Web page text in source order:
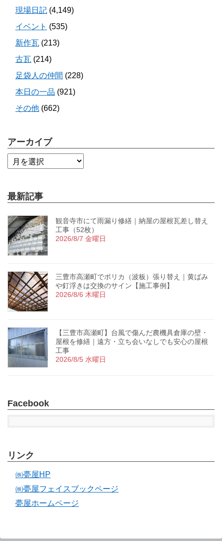
現場日記 (4,149)
イベント (535)
新作瓦 (213)
古瓦 (214)
足袋人の仲間 (228)
本日の一品 (921)
その他 (662)
アーカイブ
最新記事
観音寺市にて雨漏り修繕｜納屋の屋根瓦差し替え
工事（52枚）
2026/8/7 金曜日
三豊市高瀬町でポリカ（波板）張り替え｜黄ばみ
や釘浮きは交換のサイン【施工事例】
2026/8/6 木曜日
【三豊市高瀬町】台風で傷んだ農機具倉庫の壁・
屋根を修繕｜遠方・立ち会いなしでも安心の屋根
工事
2026/8/5 水曜日
Facebook
リンク
㈱甍屋HP
㈱甍屋フェイスブックページ
甍屋ホームページ